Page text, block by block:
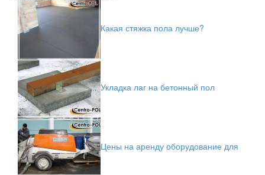
Какая стяжка пола лучше?
Укладка лаг на бетонный пол
Цены на аренду оборудование для